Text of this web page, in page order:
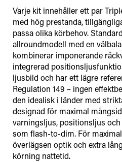
Varje kit innehåller ett par
med hög prestanda,
passa olika körbehov.
allroundmodell med en
kombinerar imponerande
integrerad
ljusbild och har ett lägre
Regulation 149 – ingen
den idealisk i länder med
designad för maximal
varningsljus, positionsljus
som flash-to-dim. För
överlägsen optik och extra
körning nattetid.